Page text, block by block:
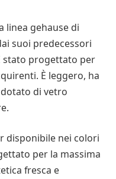
linea gehause di
suoi predecessori
stato progettato per
È leggero, ha
dotato di vetro
disponibile nei colori
per la massima
fresca e